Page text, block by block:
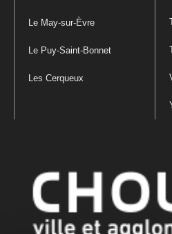
Le May-sur-Èvre
Le Puy-Saint-Bonnet
Les Cerqueux